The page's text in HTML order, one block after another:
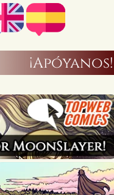
¡Apóyanos!